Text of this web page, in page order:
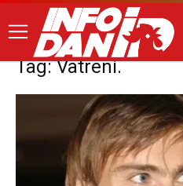
Tag: Vatreni.